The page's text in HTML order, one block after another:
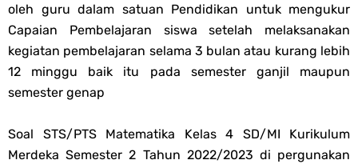
Tahun 2026
Unduh Buku Teks Utama (BTU) Fiqih Kelas 1 MI - Kelas 12 MA Tahun
Cara Tarik Data Rombel dari EMIS 4.0 ke EMIS GTK Tahun 2026
oleh guru dalam satuan Pendidikan untuk mengukur
Capaian Pembelajaran siswa setelah melaksanakan
kegiatan pembelajaran selama 3 bulan atau kurang lebih
12 minggu baik itu pada semester ganjil maupun
semester genap
Soal STS/PTS Matematika Kelas 4 SD/MI Kurikulum
Merdeka Semester 2 Tahun 2022/2023 di pergunakan